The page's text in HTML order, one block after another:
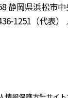
静岡県浜松市
1251（代表）